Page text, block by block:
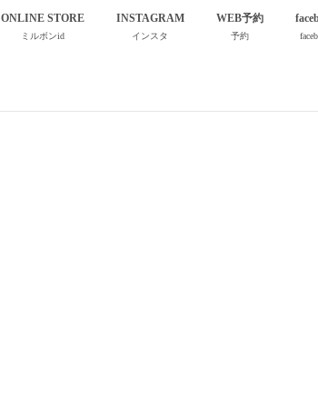
ONLINE STORE
ミルボンid
INSTAGRAM
インスタ
WEB予約
予約